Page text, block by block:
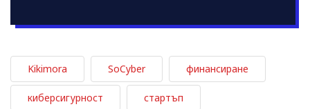
Kikimora SoCyber финансиране
киберсигурност стартъп